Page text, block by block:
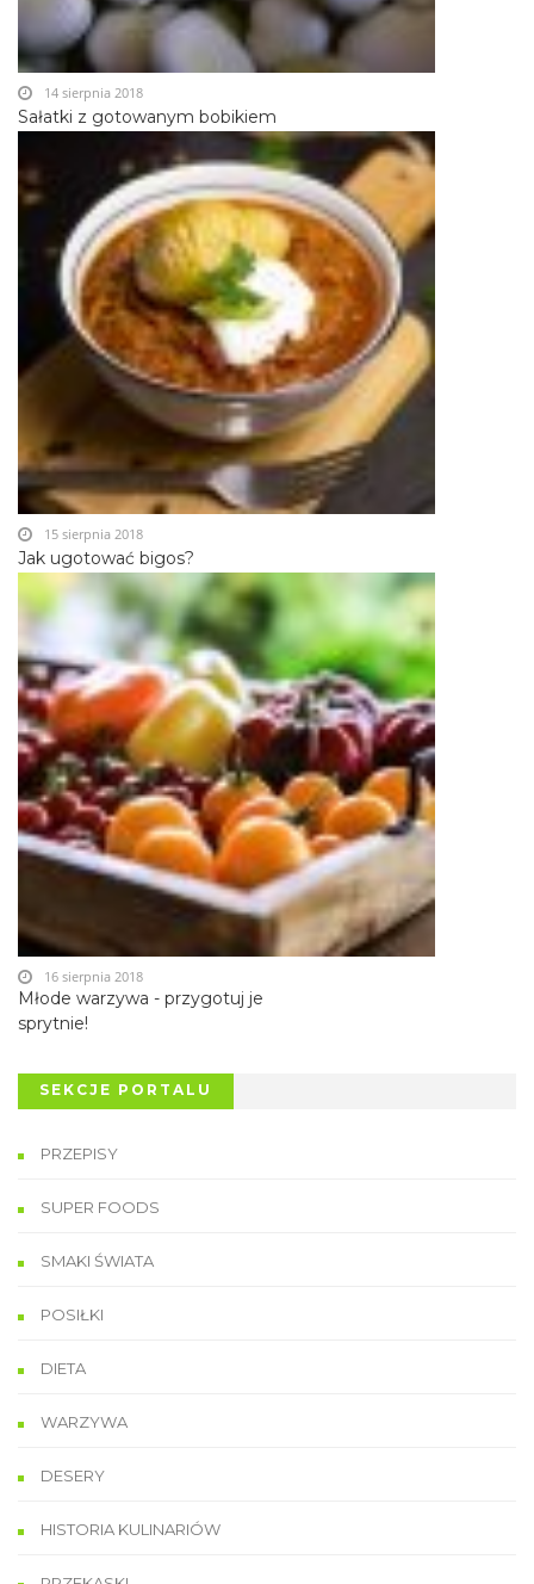
Sałatki z gotowanym bobikiem
14 sierpnia 2018
Jak ugotować bigos?
15 sierpnia 2018
Młode warzywa - przygotuj je
sprytnie!
16 sierpnia 2018
SEKCJE PORTALU
PRZEPISY
SUPER FOODS
SMAKI ŚWIATA
POSIŁKI
DIETA
WARZYWA
DESERY
HISTORIA KULINARIÓW